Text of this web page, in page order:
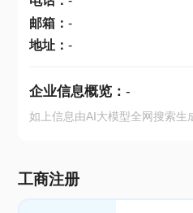
邮箱： -
地址： -
企业信息概览： -
如上信息由AI大模型全网搜索生
工商注册